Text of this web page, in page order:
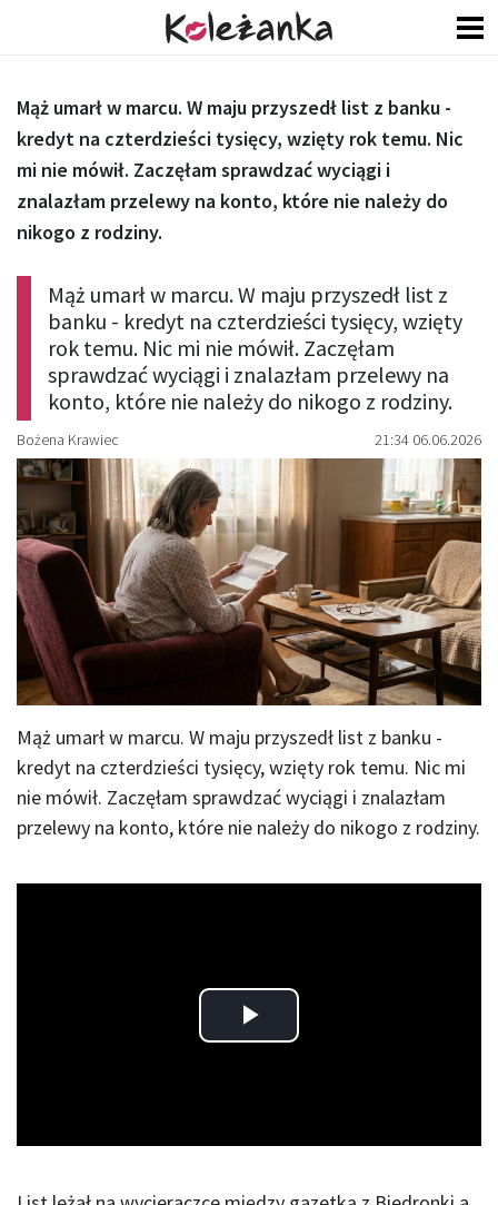
Mąż umarł w marcu. W maju przyszedł list z
banku - kredyt na czterdzieści tysięcy, wzięty
rok temu. Nic mi nie mówił. Zaczęłam
sprawdzać wyciągi i znalazłam przelewy na
konto, które nie należy do nikogo z rodziny.
Bożena Krawiec 21:34 06.06.2026
Mąż umarł w marcu. W maju przyszedł list z banku -
kredyt na czterdzieści tysięcy, wzięty rok temu. Nic
mi nie mówił. Zaczęłam sprawdzać wyciągi i
znalazłam przelewy na konto, które nie należy do
nikogo z rodziny.
Mąż umarł w marcu. W maju przyszedł list z banku -
kredyt na czterdzieści tysięcy, wzięty rok temu. Nic mi
nie mówił. Zaczęłam sprawdzać wyciągi i znalazłam
przelewy na konto, które nie należy do nikogo z rodziny.
Play